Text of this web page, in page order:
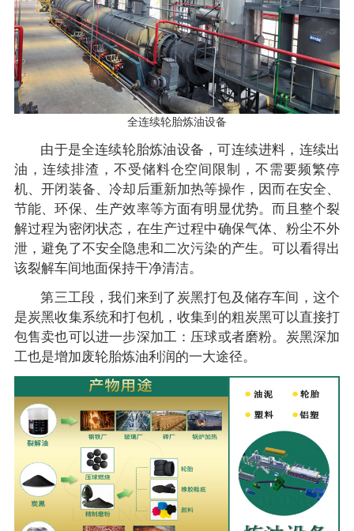
全连续轮胎炼油设备
由于是全连续轮胎炼油设备，可连续进料，连续出
油，连续排渣，不受储料仓空间限制，不需要频繁停
机、开闭装备、冷却后重新加热等操作，因而在安全、
节能、环保、生产效率等方面有明显优势。而且整个裂
解过程为密闭状态，在生产过程中确保气体、粉尘不外
泄，避免了不安全隐患和二次污染的产生。可以看得出
该裂解车间地面保持干净清洁。
第三工段，我们来到了炭黑打包及储存车间，这个
是炭黑收集系统和打包机，收集到的粗炭黑可以直接打
包售卖也可以进一步深加工：压球或者磨粉。炭黑深加
工也是增加废轮胎炼油利润的一大途径。